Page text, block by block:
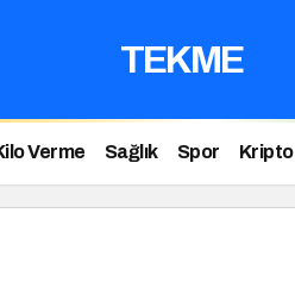
TEKME
Verme Sağlık Spor